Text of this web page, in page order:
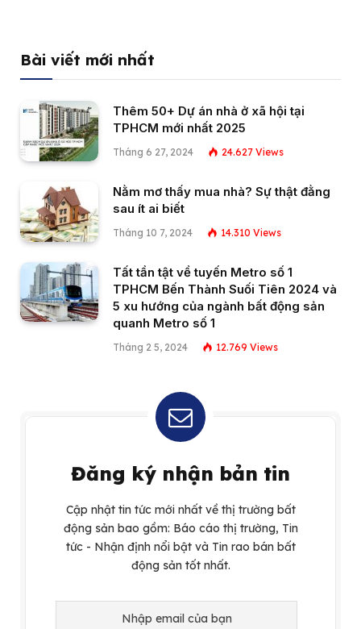
Bài viết mới nhất
Thêm 50+ Dự án nhà ở xã hội tại
TPHCM mới nhất 2025
Tháng 6 27, 2024 24.627 Views
Nằm mơ thấy mua nhà? Sự thật đằng
sau ít ai biết
Tháng 10 7, 2024 14.310 Views
Tất tần tật về tuyến Metro số 1
TPHCM Bến Thành Suối Tiên 2024 và
5 xu hướng của ngành bất động sản
quanh Metro số 1
Tháng 2 5, 2024 12.769 Views
Đăng ký nhận bản tin
Cập nhật tin tức mới nhất về thị trường bất
động sản bao gồm: Báo cáo thị trường, Tin
tức - Nhận định nổi bật và Tin rao bán bất
động sản tốt nhất.